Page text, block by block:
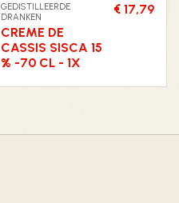
GEDISTILLEERDE
DRANKEN
CREME DE
CASSIS SISCA 15
% -70 CL - 1X
€ 17,79